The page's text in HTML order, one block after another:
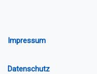
Impressum
Datenschutz